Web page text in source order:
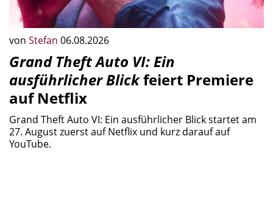
von Stefan 06.08.2026
Grand Theft Auto VI: Ein
ausführlicher Blickfeiert Premiere
auf Netflix
Grand Theft Auto VI: Ein ausführlicher Blick startet am
27. August zuerst auf Netflix und kurz darauf auf
YouTube.